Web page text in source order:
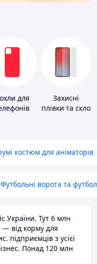
для
Захисні
плівки та скло
костюм для аніматорів
Футбольні ворота та
України. Тут 6 млн
— від корму для
підприємців з усієї
Понад 120 млн